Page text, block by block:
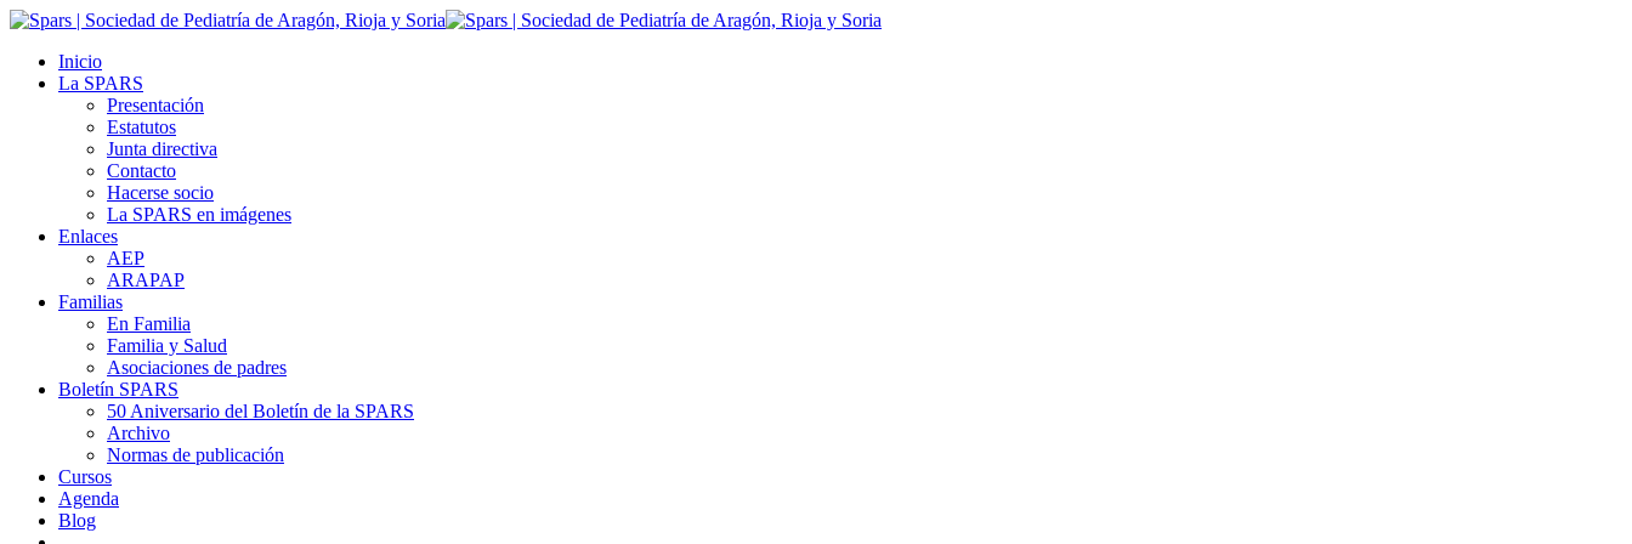
Inicio
La SPARS
Presentación
Estatutos
Junta directiva
Contacto
Hacerse socio
La SPARS en imágenes
Enlaces
AEP
ARAPAP
Familias
En Familia
Familia y Salud
Asociaciones de padres
Boletín SPARS
50 Aniversario del Boletín de la SPARS
Archivo
Normas de publicación
Cursos
Agenda
Blog